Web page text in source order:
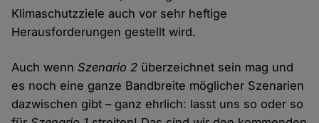
Klimaschutzziele auch vor sehr heftige
Herausforderungen gestellt wird.
Auch wennSzenario 2 überzeichnet sein mag und
es noch eine ganze Bandbreite möglicher Szenarien
dazwischen gibt – ganz ehrlich: lasst uns so oder so